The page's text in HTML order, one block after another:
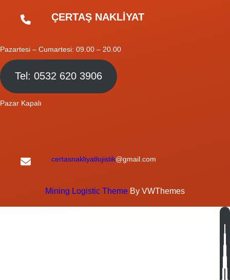
ÇERTAŞ NAKLİYAT
Pazartesi – Cumartesi: 09.00 – 20.00
Tel: 0532 620 3906
Pazar Kapalı
certasnakliyatlojistik@gmail.com
Mining Logistic Theme By VWThemes